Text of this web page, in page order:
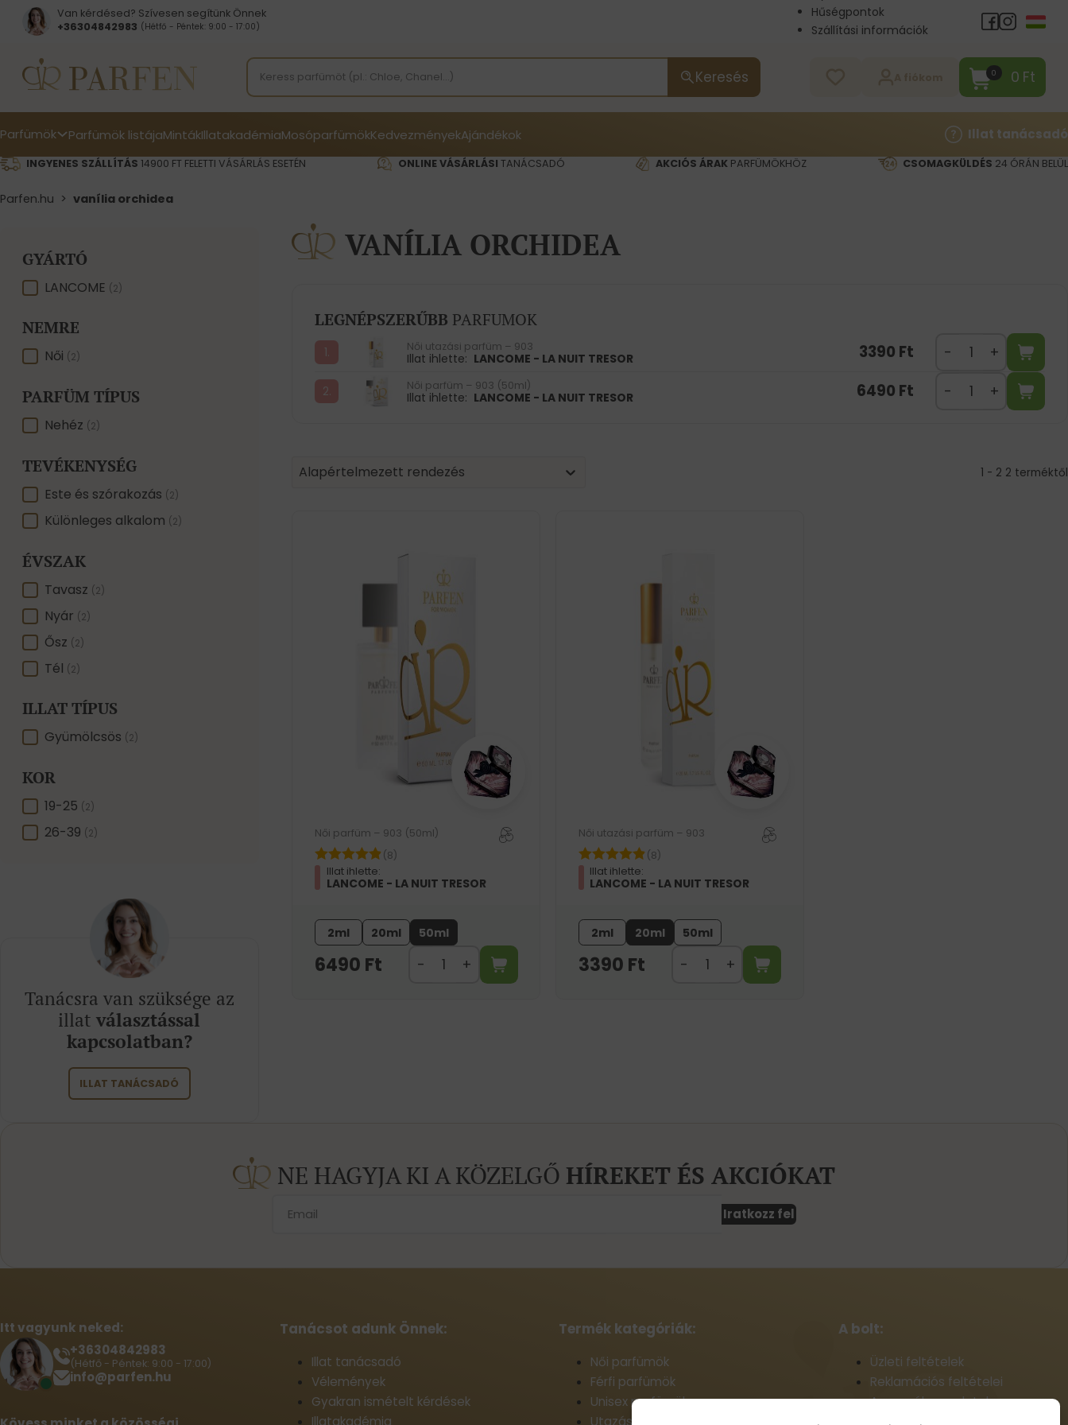
Van kérdésed? Szívesen segítünk Önnek
+36304842983 (Hétfő - Péntek: 9:00 - 17:00)
Hűségpontok
Szállítási információk
Keresés 0 0 Ft
Parfümök Parfümök listájaMintákIllatakadémiaMosóparfümökKedvezményekAjándékok Illat tanácsadó
INGYENES SZÁLLÍTÁS 14900 FT FELETTI VÁSÁRLÁS ESETÉN ONLINE VÁSÁRLÁSI TANÁCSADÓ AKCIÓS ÁRAKPARFÜMÖKHÖZ CSOMAGKÜLDÉS 24 ÓRÁN BELÜL
Parfen.hu > vanília orchidea
GYÁRTÓ
GYÁRTÓ
LANCOME (2)
NEMRE
NEMRE
Női (2)
PARFÜM TÍPUS
PARFÜM TÍPUS
Nehéz (2)
TEVÉKENYSÉG
TEVÉKENYSÉG
Este és szórakozás (2)
Különleges alkalom (2)
ÉVSZAK
ÉVSZAK
Tavasz (2)
Nyár (2)
Ősz (2)
Tél (2)
ILLAT TÍPUS
ILLAT TÍPUS
Gyümölcsös (2)
KOR
KOR19-25 (2)
26-39 (2)
Tanácsra van szüksége az
illatválasztással
kapcsolatban?
ILLAT TANÁCSADÓ
VANÍLIA ORCHIDEA
LEGNÉPSZERŰBB PARFUMOK
Női utazási parfüm – 903
Illat ihlette: LANCOME - LA NUIT TRESOR 3390 Ft
Női parfüm – 903 (50ml)
Illat ihlette: LANCOME - LA NUIT TRESOR 6490 Ft
Product | Sorting
Sort content
Alapértelmezett rendezés
Sort content 1 - 2 2 terméktől
Női parfüm – 903 (50ml)
(8)
Illat ihlette:
LANCOME - LA NUIT TRESOR
2ml 20ml 50ml
6490 Ft
Női utazási parfüm – 903
(8)
Illat ihlette:
LANCOME - LA NUIT TRESOR
2ml 20ml 50ml
3390 Ft
NE HAGYJA KI A KÖZELGŐ HÍREKET ÉS AKCIÓKAT
Iratkozz fel
Itt vagyunk neked:
+36304842983
(Hétfő - Péntek: 9:00 - 17:00)
info@parfen.hu
Tanácsot adunk Önnek:
Illat tanácsadó
Vélemények
Gyakran ismételt kérdések
Illatakadémia
Termék kategóriák:
Női parfümök
Férfi parfümök
Unisex parfümök
Utazási parfümök
A bolt:
Üzleti feltételek
Reklamációs feltételei
A személyes adatok
feldolgozásának alapelvei